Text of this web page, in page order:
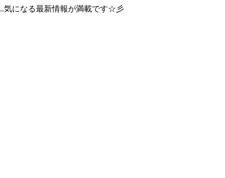
気になる最新情報が満載です☆彡